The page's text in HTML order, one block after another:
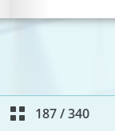
187/340